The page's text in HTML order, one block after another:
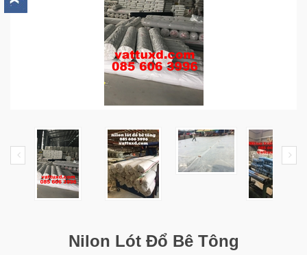
Nilon Lót Đổ Bê Tông